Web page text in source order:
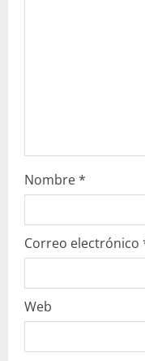
Nombre*
Correo electrónico
Web